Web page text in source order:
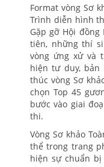
Format vòng Sơ
Trình diễn hình
Gặp gỡ Hội đồng
tiên, những thí
vòng ứng xử và
hiện tư duy,
thúc vòng Sơ
chọn Top 45
bước vào giai
thi.
Vòng Sơ khảo
thể trong trang
hiện sự chuẩn bị